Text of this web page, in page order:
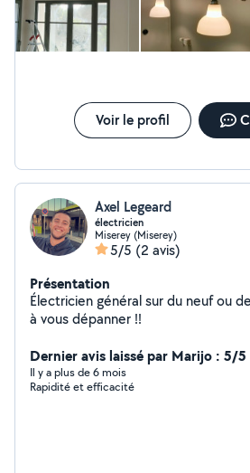
pas bien interprété mon avis… Bonne
Voir le profil
Axel Legeard
électricien
Miserey (Miserey)
5/5 (2 avis)
Présentation
Électricien général sur du neuf ou
à vous dépanner !!
Dernier avis laissé par Marijo : 5/5
Il y a plus de 6 mois
Rapidité et efficacité